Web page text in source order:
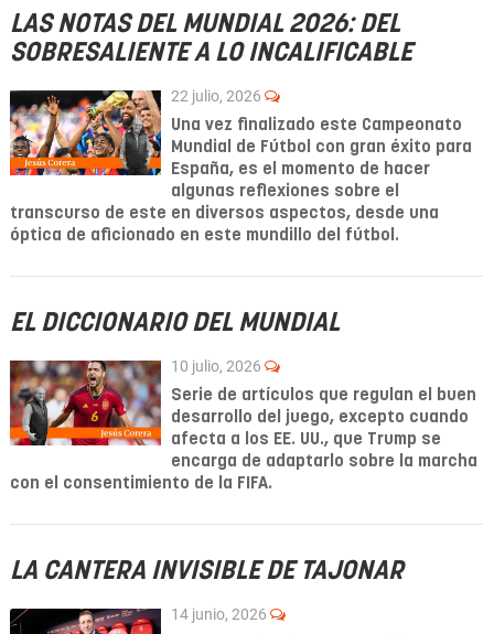
LAS NOTAS DEL MUNDIAL 2026: DEL
SOBRESALIENTE A LO INCALIFICABLE
22 julio, 2026
Una vez finalizado este Campeonato
Mundial de Fútbol con gran éxito para
España, es el momento de hacer
algunas reflexiones sobre el
transcurso de este en diversos aspectos, desde una
óptica de aficionado en este mundillo del fútbol.
EL DICCIONARIO DEL MUNDIAL
10 julio, 2026
Serie de artículos que regulan el buen
desarrollo del juego, excepto cuando
afecta a los EE. UU., que Trump se
encarga de adaptarlo sobre la marcha
con el consentimiento de la FIFA.
LA CANTERA INVISIBLE DE TAJONAR
14 junio, 2026